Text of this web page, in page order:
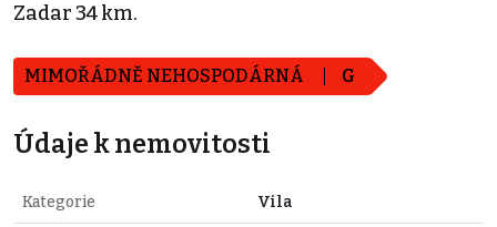
Zadar 34 km.
MIMOŘÁDNĚ NEHOSPODÁRNÁ G
Údaje k nemovitosti
Kategorie Vila